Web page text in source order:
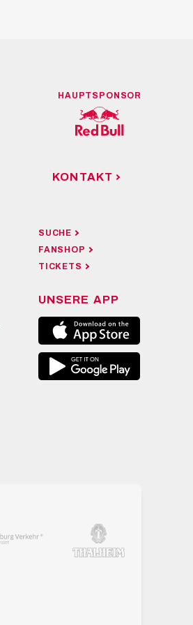
HAUPTSPONSOR
KONTAKT
SUCHE
FANSHOP
TICKETS
UNSERE APP